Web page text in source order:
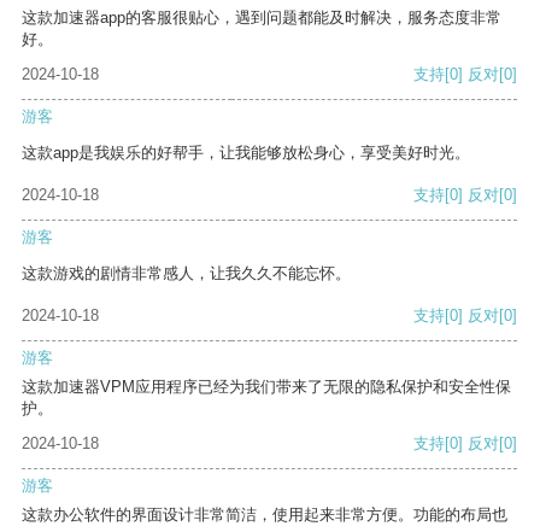
这款加速器app的客服很贴心，遇到问题都能及时解决，服务态度非常
好。
2024-10-18
支持[0] 反对[0]
游客
这款app是我娱乐的好帮手，让我能够放松身心，享受美好时光。
2024-10-18 支持[0] 反对[0]
游客
这款游戏的剧情非常感人，让我久久不能忘怀。
2024-10-18 支持[0] 反对[0]
游客
这款加速器VPM应用程序已经为我们带来了无限的隐私保护和安全性保
护。
2024-10-18
支持[0] 反对[0]
游客
这款办公软件的界面设计非常简洁，使用起来非常方便。功能的布局也